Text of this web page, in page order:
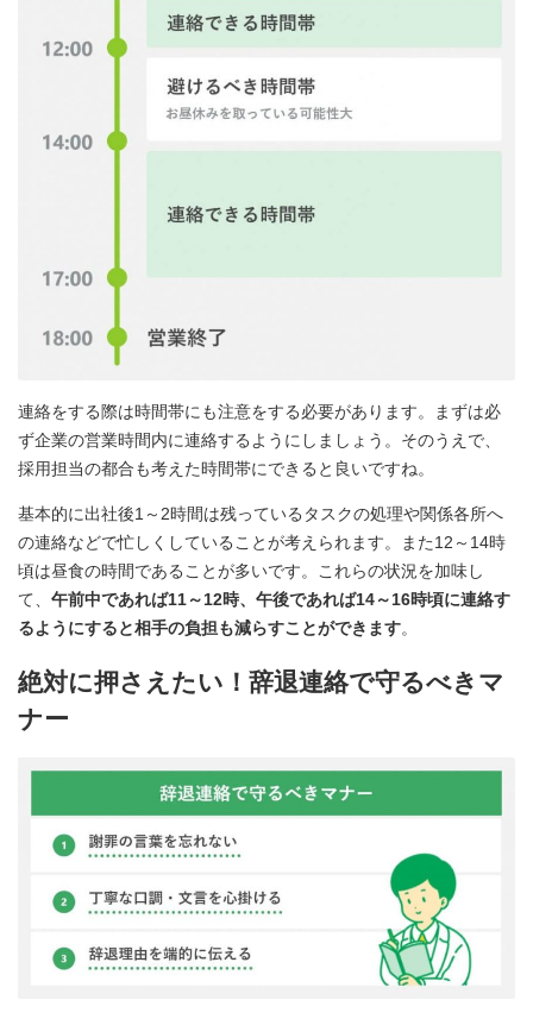
連絡をする際は時間帯にも注意をする必要があります。まずは必
ず企業の営業時間内に連絡するようにしましょう。そのうえで、
採用担当の都合も考えた時間帯にできると良いですね。
基本的に出社後1～2時間は残っているタスクの処理や関係各所へ
の連絡などで忙しくしていることが考えられます。また12～14時
頃は昼食の時間であることが多いです。これらの状況を加味し
て、 午前中であれば11～12時、午後であれば14～16時頃に連絡す
るようにすると相手の負担も減らすことができます。
絶対に押さえたい！辞退連絡で守るべきマ
ナー